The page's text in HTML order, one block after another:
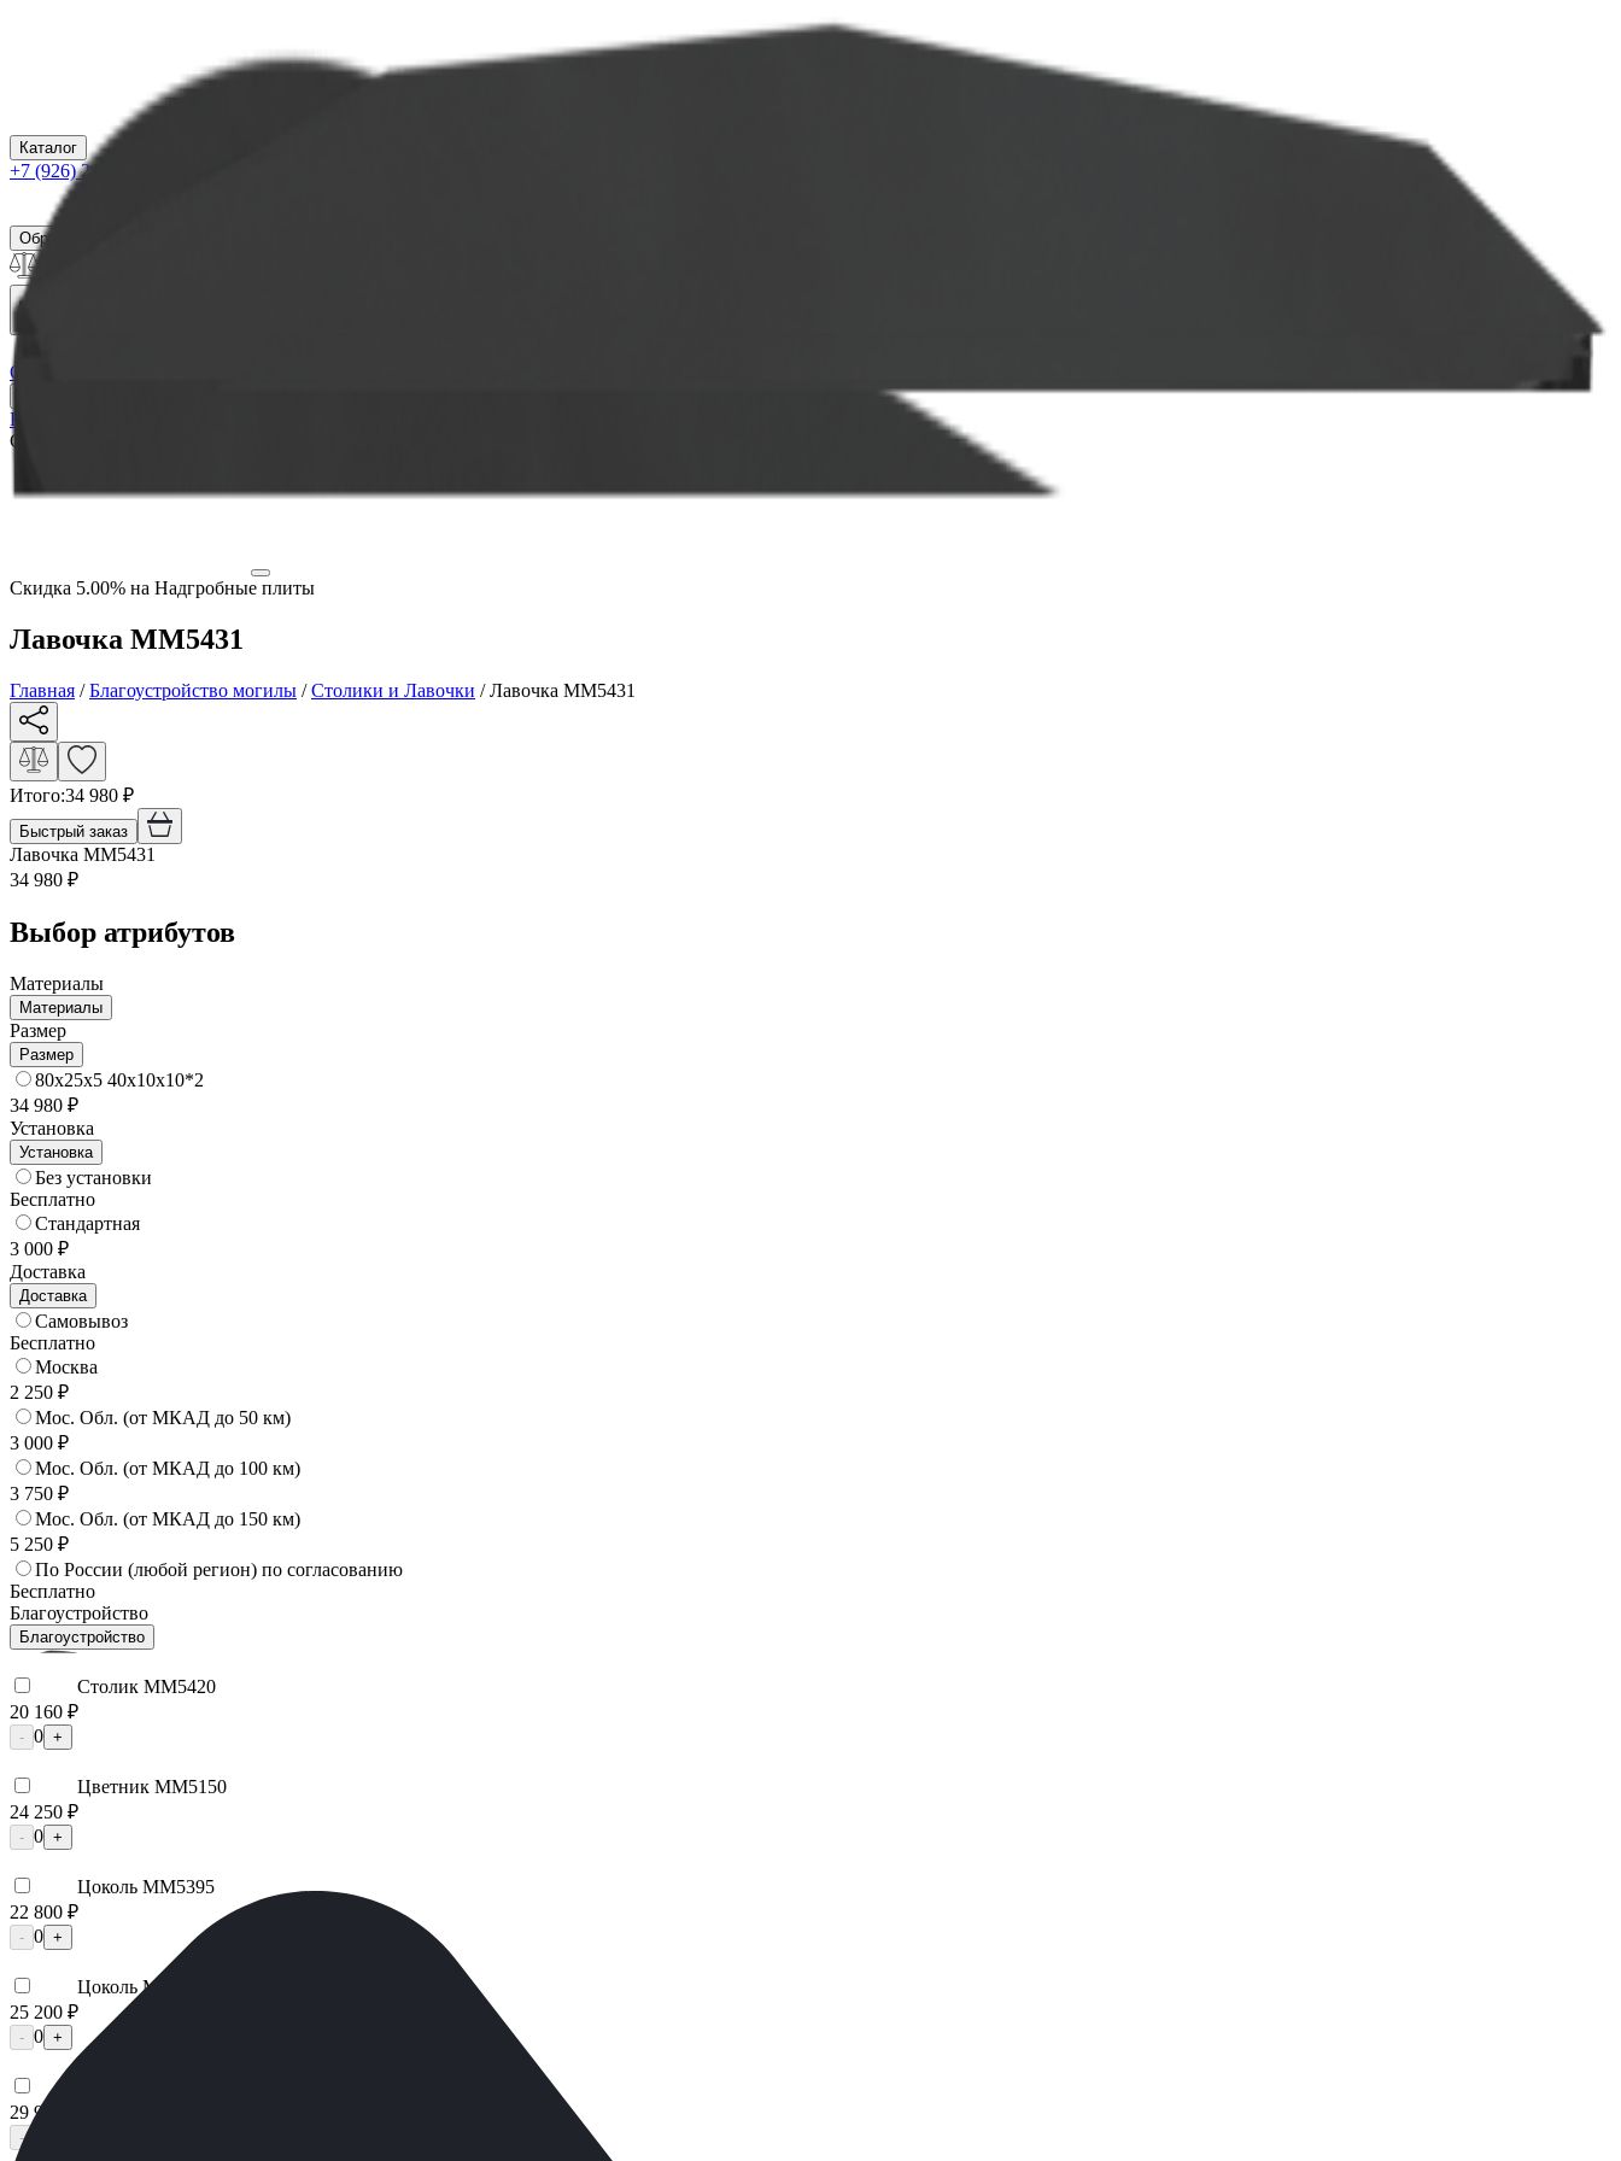
Каталог
+7 (926) 211 90 79
Обратный звонок
О нас
Контакты
Скидка 5.00% на Надгробные плиты
Скидка 5.00% на Надгробные плиты
Лавочка ММ5431
Главная /Благоустройство могилы /Столики и Лавочки /Лавочка ММ5431
Итого:34 980 ₽
Быстрый заказ
Лавочка ММ5431
34 980 ₽
Выбор атрибутов
Материалы
Материалы
Размер
Размер
80x25x5 40x10x10*2
34 980 ₽
Установка
Установка
Без установки
Бесплатно
Стандартная
3 000 ₽
Доставка
Доставка
Самовывоз
Бесплатно
Москва
2 250 ₽
Мос. Обл. (от МКАД до 50 км)
3 000 ₽
Мос. Обл. (от МКАД до 100 км)
3 750 ₽
Мос. Обл. (от МКАД до 150 км)
5 250 ₽
По России (любой регион) по согласованию
Бесплатно
Благоустройство
Благоустройство
Столик ММ5420
20 160 ₽
- 0 +
Цветник ММ5150
24 250 ₽
- 0 +
Цоколь ММ5395
22 800 ₽
- 0 +
Цоколь ММ5396
25 200 ₽
- 0 +
29 925 ₽
-